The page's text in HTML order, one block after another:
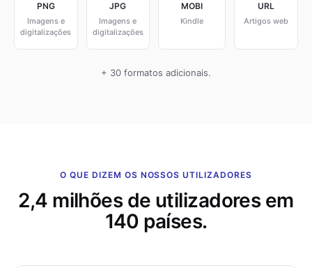
PNG
Imagens e
digitalizações
JPG
Imagens e
digitalizações
MOBI
Kindle
URL
Artigos web
+ 30 formatos adicionais.
O QUE DIZEM OS NOSSOS UTILIZADORES
2,4 milhões de utilizadores em
140 países.